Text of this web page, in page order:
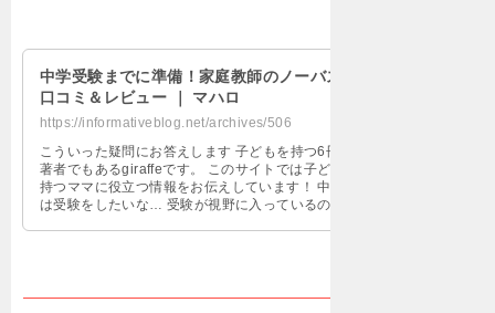
中学受験までに準備！家庭教師のノーバス
口コミ＆レビュー ｜ マハロ
https://informativeblog.net/archives/506
こういった疑問にお答えします 子どもを持つ6冊の
著者でもあるgiraffeです。 このサイトでは子どもを
持つママに役立つ情報をお伝えしています！ 中学校
は受験をしたいな… 受験が視野に入っているのであ